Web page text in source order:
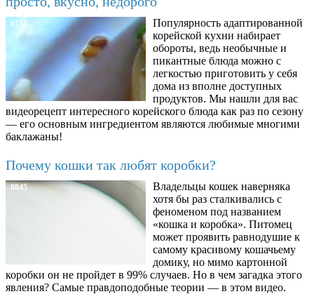
6734
Популярность адаптированной
корейской кухни набирает
обороты, ведь необычные и
пикантные блюда можно с
легкостью приготовить у себя
дома из вполне доступных
продуктов. Мы нашли для вас
видеорецепт интересного корейского блюда как раз по сезону
— его основным ингредиентом являются любимые многими
баклажаны!
Почему кошки так любят коробки?
8845
Владельцы кошек наверняка
хотя бы раз сталкивались с
феноменом под названием
«кошка и коробка». Питомец
может проявить равнодушие к
самому красивому кошачьему
домику, но мимо картонной
коробки он не пройдет в 99% случаев. Но в чем загадка этого
явления? Самые правдоподобные теории — в этом видео.